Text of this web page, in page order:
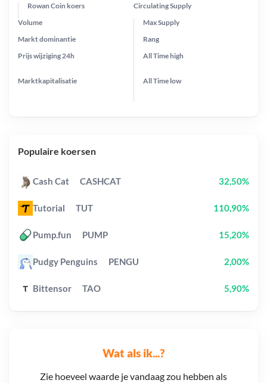
Wat als ik...?
Zie hoeveel waarde je vandaag zou hebben als
Rowan Coin koers Circulating Supply
Prijs wijziging 24h
Max Supply
Markt dominantie
Marktkapitalisatie
Volume
Rang
All Timehigh
All Time low
Populaire koersen
Cash Cat CASHCAT 32,50%
Tutorial TUT 110,90%
Pump.fun PUMP 15,20%
Pudgy Penguins PENGU 2,00%
Bittensor TAO 5,90%